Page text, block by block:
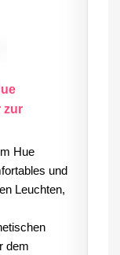
zur
Hue
und
Leuchten,
dem